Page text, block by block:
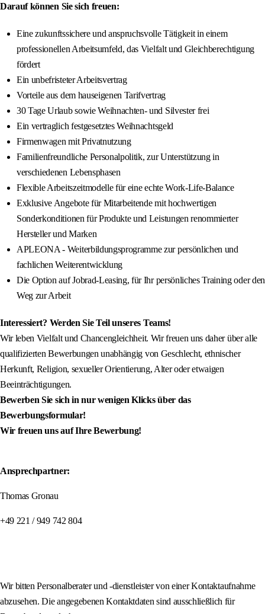
Darauf können Sie sich freuen:
Eine zukunftssichere und anspruchsvolle Tätigkeit in einem
professionellen Arbeitsumfeld, das Vielfalt und Gleichberechtigung
fördert
Ein unbefristeter Arbeitsvertrag
Vorteile aus dem hauseigenen Tarifvertrag
30 Tage Urlaub sowie Weihnachten- und Silvester frei
Ein vertraglich festgesetztes Weihnachtsgeld
Firmenwagen mit Privatnutzung
Familienfreundliche Personalpolitik, zur Unterstützung in
verschiedenen Lebensphasen
Flexible Arbeitszeitmodelle für eine echte Work-Life-Balance
Exklusive Angebote für Mitarbeitende mit hochwertigen
Sonderkonditionen für Produkte und Leistungen renommierter
Hersteller und Marken
APLEONA - Weiterbildungsprogramme zur persönlichen und
fachlichen Weiterentwicklung
Die Option auf Jobrad-Leasing, für Ihr persönliches Training oder den
Weg zur Arbeit
Interessiert? Werden Sie Teil unseres Teams!
Wir leben Vielfalt und Chancengleichheit. Wir freuen uns daher über alle
qualifizierten Bewerbungen unabhängig von Geschlecht, ethnischer
Herkunft, Religion, sexueller Orientierung, Alter oder etwaigen
Beeinträchtigungen.
Bewerben Sie sich in nur wenigen Klicks über das
Bewerbungsformular!
Wir freuen uns auf Ihre Bewerbung!
Ansprechpartner:
Thomas Gronau
+49 221 / 949 742 804
Wir bitten Personalberater und -dienstleister von einer Kontaktaufnahme
abzusehen. Die angegebenen Kontaktdaten sind ausschließlich für